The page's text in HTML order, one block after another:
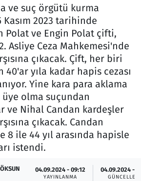
ve suç örgütü kurma
2023 tarihinde
Polat ve Engin Polat çifti,
Asliye Ceza Mahkemesi'nde
çıkacak. Çift, her biri
40'ar yıla kadar hapis cezası
Yine kara para aklama
olma suçundan
ve Nihal Candan kardeşler
çıkacak. Candan
8 ile 44 yıl arasında hapisle
istendi.
04.09.2024 - 09:12
YAYINLANMA
04.09.2024 -